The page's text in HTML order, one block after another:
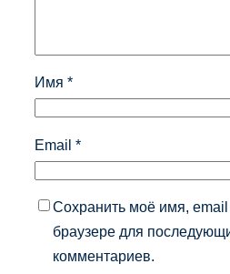
Имя *
Email *
Сохранить моё имя, email
браузере для
комментариев.